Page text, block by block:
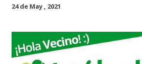
24 de May , 2021